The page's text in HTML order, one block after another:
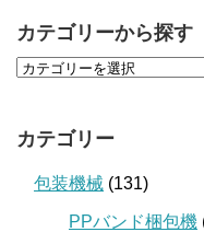
カテゴリーから探す
カテゴリー
包装機械 (131)
PPバンド梱包機